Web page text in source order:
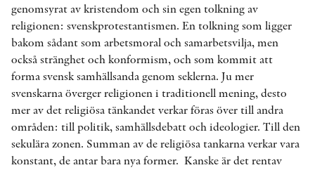
genomsyrat av kristendom och sin egen tolkning av
religionen: svenskprotestantismen. En tolkning som ligger
bakom sådant som arbetsmoral och samarbetsvilja, men
också stränghet och konformism, och som kommit att
forma svensk samhällsanda genom seklerna. Ju mer
svenskarna överger religionen i traditionell mening, desto
mer av det religiösa tänkandet verkar föras över till andra
områden: till politik, samhällsdebatt och ideologier. Till den
sekulära zonen. Summan av de religiösa tankarna verkar vara
konstant, de antar bara nya former. Kanske är det rentav